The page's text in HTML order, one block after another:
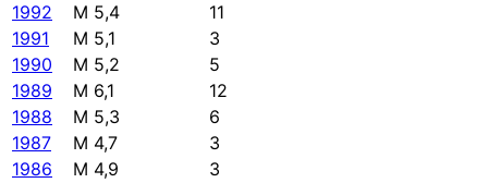
1992
M 5,4
11
1991
M 5,1
3
1990
M 5,2
5
1989
M 6,1
12
1988
M 5,3
6
1987
M 4,7
3
1986
M 4,9
3